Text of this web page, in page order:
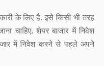
के लिए है. इसे किसी भी तरह
चाहिए. शेयर बाजार में निवेश
में निवेश करने से पहले अपने